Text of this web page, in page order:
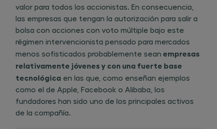
valor para todos los accionistas. En consecuencia,
las empresas que tengan la autorización para salir a
bolsa con acciones con voto múltiple bajo este
régimen intervencionista pensado para mercados
menos sofisticados probablemente sean​ empresas
relativamente jóvenes y con una fuerte base
tecnológica en las que, como enseñan ejemplos
como el de Apple, Facebook o Alibaba, los
fundadores han sido uno de los principales activos
de la compañía.